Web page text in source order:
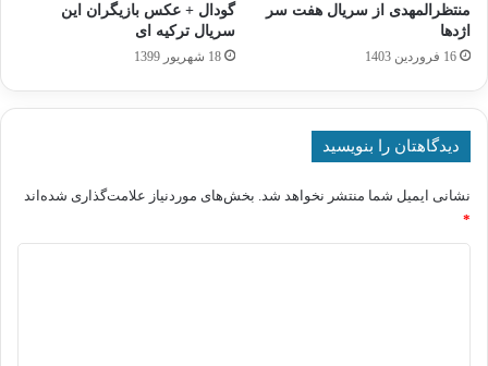
منتظرالمهدی از سریال هفت سر
اژدها
16 فروردین 1403
گودال + عکس بازیگران این
سریال ترکیه ای
18 شهریور 1399
دیدگاهتان را بنویسید
نشانی ایمیل شما منتشر نخواهد شد. بخش‌های موردنیاز علامت‌گذاری شده‌اند
*